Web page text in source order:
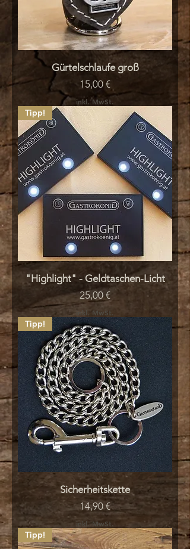
Gürtelschlaufe groß
Preis
15,00 €
inkl. MwSt.
Tipp!
"Highlight" - Geldtaschen-Licht
Preis
25,00 €
inkl. MwSt.
Tipp!
Sicherheitskette
Preis
14,90 €
inkl. MwSt.
Tipp!